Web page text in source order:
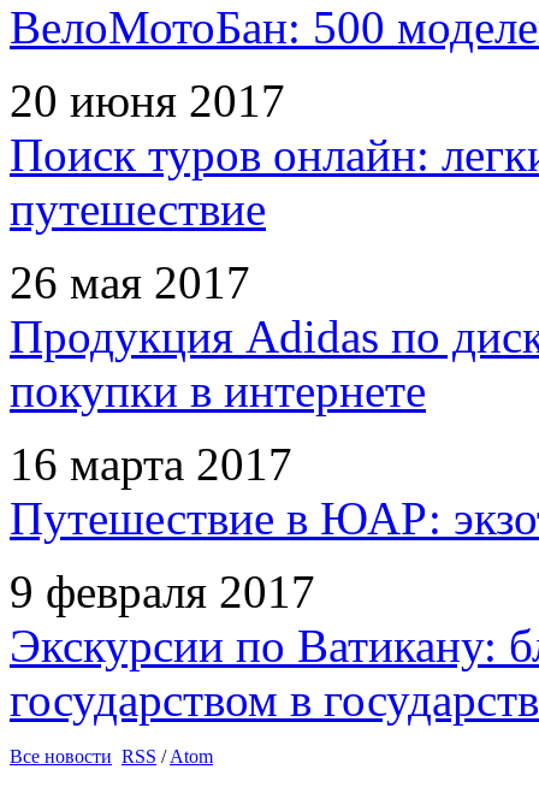
ВелоМотоБан: 500
20 июня 2017
Поиск туров онлайн:
путешествие
26 мая 2017
Продукция Adidas по
покупки в интернете
16 марта 2017
Путешествие в ЮАР:
9 февраля 2017
Экскурсии по Ватикану:
государством в
Все новости RSS /Atom